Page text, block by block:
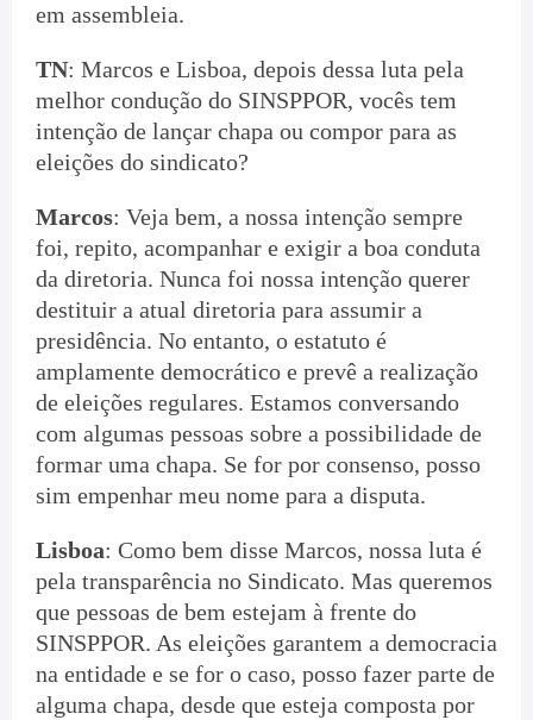
em assembleia.
TN: Marcos e Lisboa, depois dessa luta pela
melhor condução do SINSPPOR, vocês tem
intenção de lançar chapa ou compor para as
eleições do sindicato?
Marcos: Veja bem, a nossa intenção sempre
foi, repito, acompanhar e exigir a boa conduta
da diretoria. Nunca foi nossa intenção querer
destituir a atual diretoria para assumir a
presidência. No entanto, o estatuto é
amplamente democrático e prevê a realização
de eleições regulares. Estamos conversando
com algumas pessoas sobre a possibilidade de
formar uma chapa. Se for por consenso, posso
sim empenhar meu nome para a disputa.
Lisboa: Como bem disse Marcos, nossa luta é
pela transparência no Sindicato. Mas queremos
que pessoas de bem estejam à frente do
SINSPPOR. As eleições garantem a democracia
na entidade e se for o caso, posso fazer parte de
alguma chapa, desde que esteja composta por